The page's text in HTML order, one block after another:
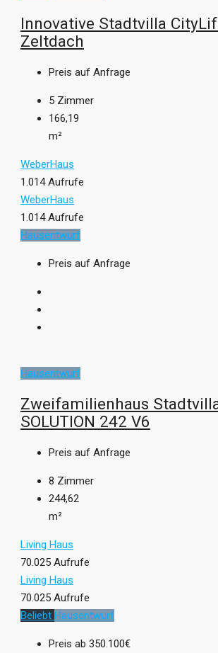
Innovative Stadtvilla
Zeltdach
Preis auf Anfrage
5 Zimmer
166,19
m²
WeberHaus
1.014 Aufrufe
WeberHaus
1.014 Aufrufe
Hausentwurf
Preis auf Anfrage
Hausentwurf
Zweifamilienhaus
SOLUTION 242 V6
Preis auf Anfrage
8 Zimmer
244,62
m²
Living Haus
70.025 Aufrufe
Living Haus
70.025 Aufrufe
Beliebt Hausentwurf
Preis ab 350.100€